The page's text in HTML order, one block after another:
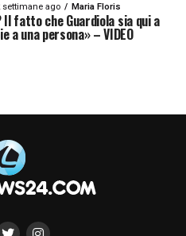
settimane ago Maria Floris
fatto che Guardiola sia qui a
a una persona» – VIDEO